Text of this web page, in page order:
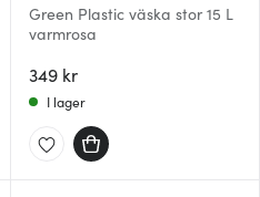
Green Plastic väska stor 15 L
varmrosa
349 kr
I lager